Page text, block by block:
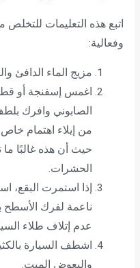
اتبع هذه التعليمات
وفعالية:
مزيج الماء الدافئ
اغمس إسفنجة أو
الصابوني وافرك
من إيلاء اهتمام خاص
حيث أن هذه غالبًا ما
الحشرات.
إذا استمرت
ناعمة لفرك
عدم إتلاف طلاء
اشطف السيارة
والبعوض الميت.